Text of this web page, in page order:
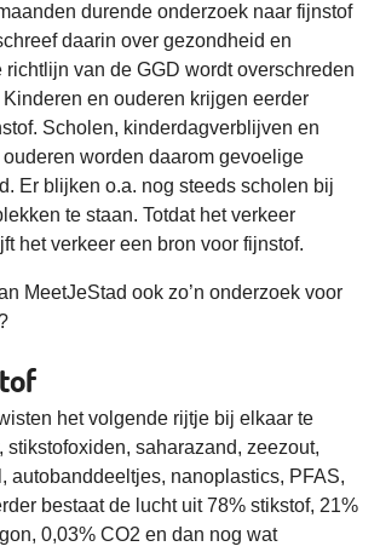
durende onderzoek naar fijnstof
daarin over gezondheid en
richtlijn van de GGD wordt overschreden
en ouderen krijgen eerder
Scholen, kinderdagverblijven en
worden daarom gevoelige
Er blijken o.a. nog steeds scholen bij
te staan. Totdat het verkeer
het verkeer een bron voor fijnstof.
MeetJeStad ook zo’n onderzoek voor
het volgende rijtje bij elkaar te
stikstofoxiden, saharazand, zeezout,
autobanddeeltjes, nanoplastics, PFAS,
bestaat de lucht uit 78% stikstof, 21%
0,03% CO2 en dan nog wat